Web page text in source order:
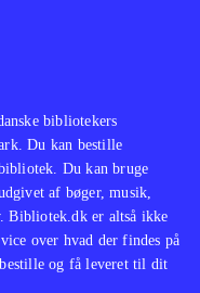
bibliotekers
Du kan bestille
Du kan bruge
af bøger, musik,
Bibliotek.dk er altså ikke
over hvad der findes på
og få leveret til dit